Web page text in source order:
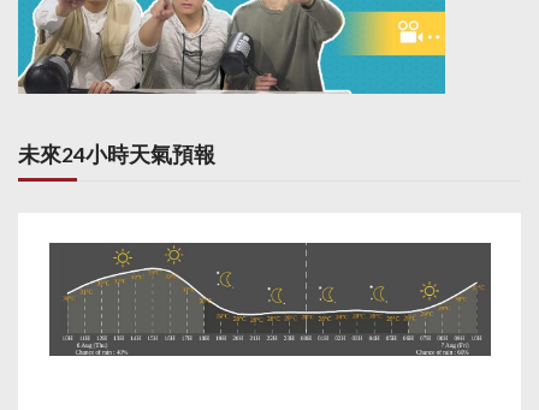
未來24小時天氣預報